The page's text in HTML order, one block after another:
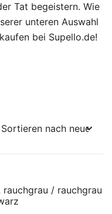
Tat begeistern. Wie
unteren Auswahl
bei Supello.de!
rauchgrau / rauchgrau